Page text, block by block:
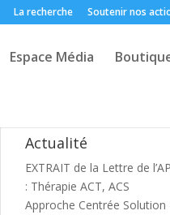
La recherche Soutenir nos
Espace Média
Actualité
EXTRAIT de la Lettre de
: Thérapie ACT, ACS
Approche Centrée Solution